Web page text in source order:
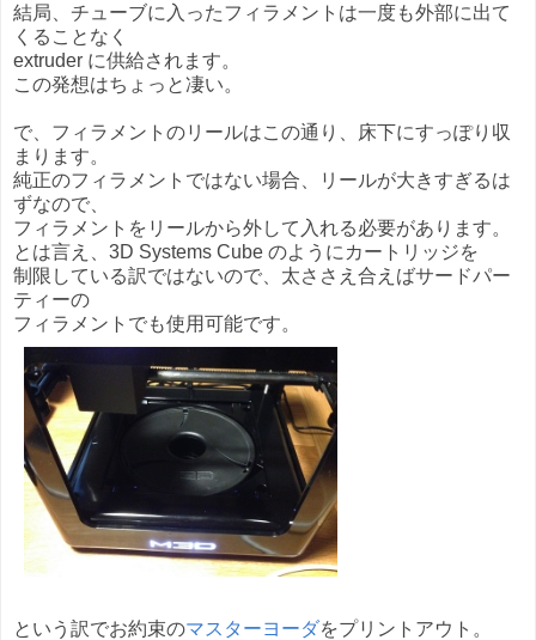
結局、チューブに入ったフィラメントは一度も外部に出て
くることなく
extruder に供給されます。
この発想はちょっと凄い。
で、フィラメントのリールはこの通り、床下にすっぽり収
まります。
純正のフィラメントではない場合、リールが大きすぎるは
ずなので、
フィラメントをリールから外して入れる必要があります。
とは言え、3D Systems Cube のようにカートリッジを
制限している訳ではないので、太ささえ合えばサードパー
ティーの
フィラメントでも使用可能です。
という訳でお約束のマスターヨーダをプリントアウト。